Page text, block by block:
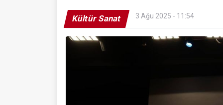
Kültür Sanat 3 Ağu 2025 - 11:54